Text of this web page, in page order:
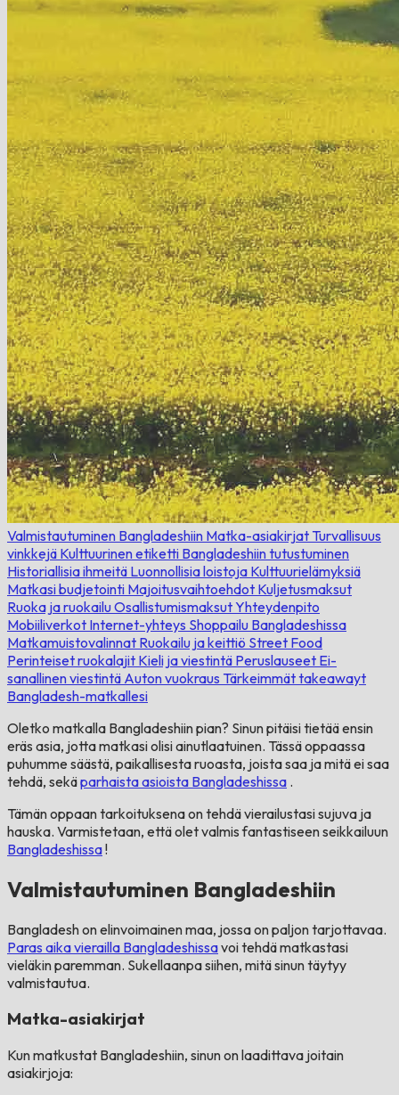
Valmistautuminen Bangladeshiin Matka-asiakirjat Turvallisuus
vinkkejä Kulttuurinen etiketti Bangladeshiin tutustuminen
Historiallisia ihmeitä Luonnollisia loistoja Kulttuurielämyksiä
Matkasi budjetointi Majoitusvaihtoehdot Kuljetusmaksut
Ruoka ja ruokailuOsallistumismaksutYhteydenpito
Mobiiliverkot Internet-yhteys Shoppailu Bangladeshissa
Matkamuistovalinnat Ruokailu ja keittiö Street Food
Perinteiset ruokalajit Kieli ja viestintä Peruslauseet Ei-
sanallinen viestintä Auton vuokraus Tärkeimmät takeawayt
Bangladesh-matkallesi
Oletko matkalla Bangladeshiin pian? Sinun pitäisi tietää ensin
eräs asia, jotta matkasi olisi ainutlaatuinen. Tässä oppaassa
puhumme säästä, paikallisesta ruoasta, joista saa ja mitä ei saa
tehdä, sekäparhaista asioista Bangladeshissa .
Tämän oppaan tarkoituksena on tehdä vierailustasi sujuva ja
hauska. Varmistetaan, että olet valmis fantastiseen seikkailuun
Bangladeshissa!
Valmistautuminen Bangladeshiin
Bangladesh on elinvoimainen maa, jossa on paljon tarjottavaa.
Paras aika vierailla Bangladeshissavoi tehdä matkastasi
vieläkin paremman. Sukellaanpa siihen, mitä sinun täytyy
valmistautua.
Matka-asiakirjat
Kun matkustat Bangladeshiin, sinun on laadittava joitain
asiakirjoja: